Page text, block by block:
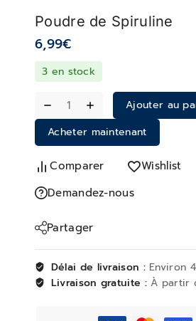
Poudre de Spiruline
6,99€
3 en stock
Ajouter au
Acheter maintenant
Comparer
Wishlist
Demandez-nous
Partager
Délai de livraison : Environ
Livraison gratuite :À partir